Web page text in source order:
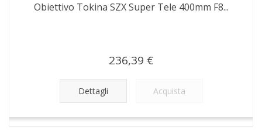
Obiettivo Tokina SZX Super Tele 400mm F8...
236,39 €
Dettagli Acquista